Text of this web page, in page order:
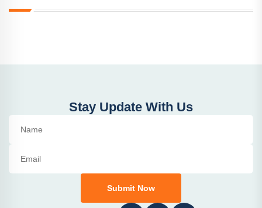
Stay Update With Us
Submit Now